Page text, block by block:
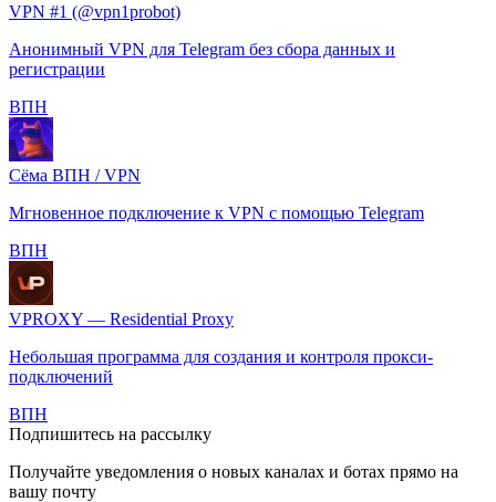
VPN #1 (@vpn1probot)
Анонимный VPN для Telegram без сбора данных и
регистрации
️ВПН
Сёма ВПН / VPN
Мгновенное подключение к VPN с помощью Telegram
️ВПН
VPROXY — Residential Proxy
Небольшая программа для создания и контроля прокси-
подключений
️ВПН
Подпишитесь на рассылку
Получайте уведомления о новых каналах и ботаx прямо на
вашу почту